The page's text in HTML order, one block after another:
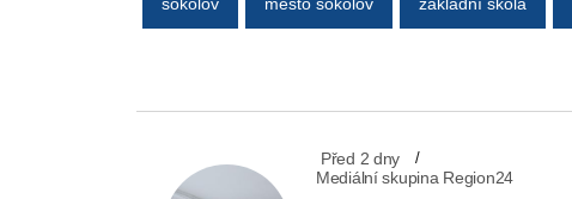
Před 2 dny
Mediální skupina Region24